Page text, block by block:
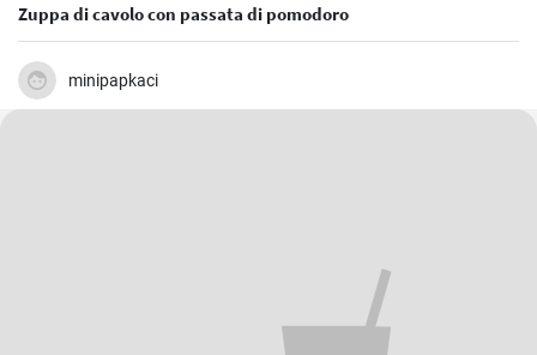
Zuppa di cavolo con passata di pomodoro
minipapkaci